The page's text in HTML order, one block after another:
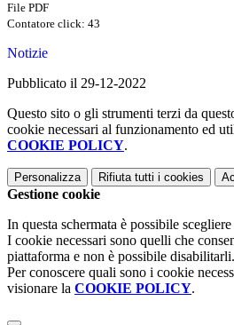
File PDF
Contatore click: 43
Notizie
Pubblicato il 29-12-2022
Questo sito o gli strumenti terzi da
cookie necessari al funzionamento ed
COOKIE POLICY.
Personalizza Rifiuta tutti i cookies
Gestione cookie
In questa schermata è possibile
I cookie necessari sono quelli che
piattaforma e non è possibile disabilitarli.
Per conoscere quali sono i cookie
visionare la COOKIE POLICY.